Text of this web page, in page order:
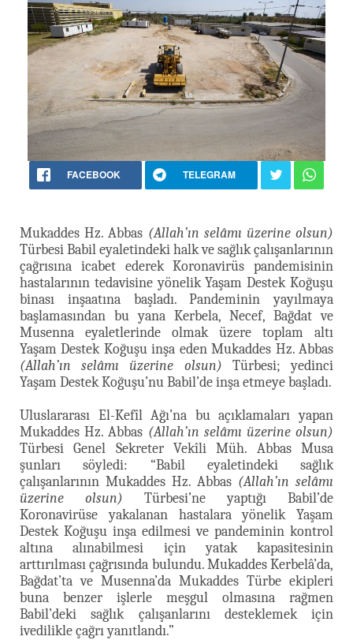
FACEBOOK TELEGRAM
Mukaddes Hz. Abbas (Allah’ın selâmı üzerine olsun)
Türbesi Babil eyaletindeki halk ve sağlık çalışanlarının
çağrısına icabet ederek Koronavirüs pandemisinin
hastalarının tedavisine yönelik Yaşam Destek Koğuşu
binası inşaatına başladı. Pandeminin yayılmaya
başlamasından bu yana Kerbela, Necef, Bağdat ve
Musenna eyaletlerinde olmak üzere toplam altı
Yaşam Destek Koğuşu inşa eden Mukaddes Hz. Abbas
(Allah’ın selâmı üzerine olsun) Türbesi; yedinci
Yaşam Destek Koğuşu’nu Babil’de inşa etmeye başladı.
Uluslararası El-Kefîl Ağı’na bu açıklamaları yapan
Mukaddes Hz. Abbas (Allah’ın selâmı üzerine olsun)
Türbesi Genel Sekreter Vekîli Müh. Abbas Musa
şunları söyledi: “Babil eyaletindeki sağlık
çalışanlarının Mukaddes Hz. Abbas (Allah’ın selâmı
üzerine olsun) Türbesi’ne yaptığı Babil’de
Koronavirüse yakalanan hastalara yönelik Yaşam
Destek Koğuşu inşa edilmesi ve pandeminin kontrol
altına alınabilmesi için yatak kapasitesinin
arttırılması çağrısında bulundu. Mukaddes Kerbelâ’da,
Bağdat’ta ve Musenna’da Mukaddes Türbe ekipleri
buna benzer işlerle meşgul olmasına rağmen
Babil’deki sağlık çalışanlarını desteklemek için
ivedilikle çağrı yanıtlandı.”